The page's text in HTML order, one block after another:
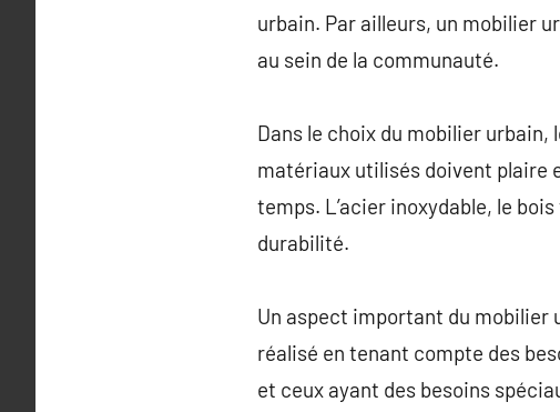
urbain. Par ailleurs, un mobilier
au sein de la communauté.
Dans le choix du mobilier
matériaux utilisés doivent plaire
temps. L’acier inoxydable, le
durabilité.
Un aspect important du mobilier
réalisé en tenant compte des
et ceux ayant des besoins